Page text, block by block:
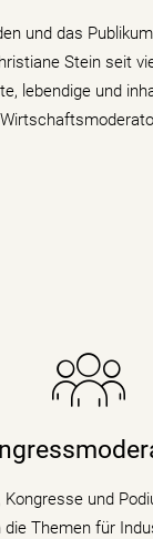
und das
Stein seit
lebendige und
mehr erfahren
Kongresse und
Themen für
und
und Talks
und